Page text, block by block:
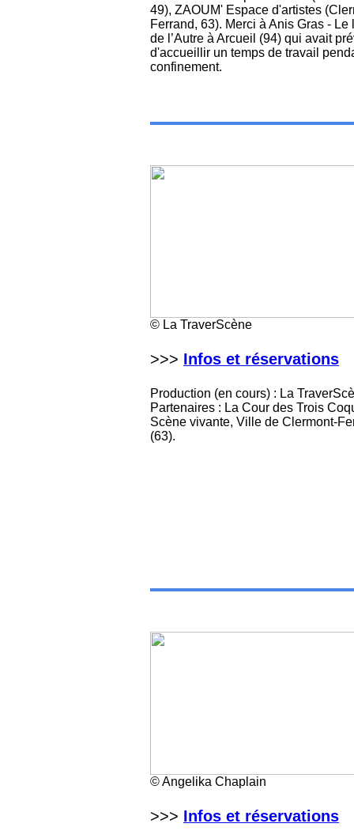
49), ZAOUM' Espace d'artistes
Ferrand, 63). Merci à Anis Gras - Le
de l’Autre à Arcueil (94) qui avait
d'accueillir un temps de travail
confinement.
© La TraverScène
>>> Infos et réservations
Production (en cours) : La
Partenaires : La Cour des Trois
Scène vivante, Ville de Clermont-
(63).
© Angelika Chaplain
>>> Infos et réservations